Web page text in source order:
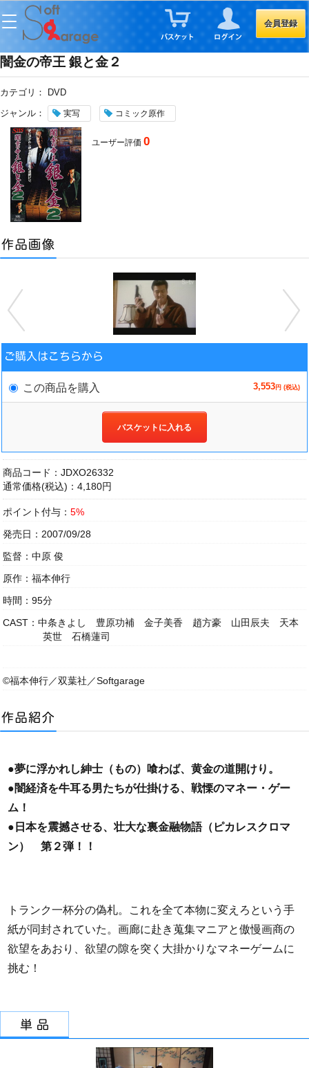
会員登録
闇金の帝王 銀と金２
カテゴリ：
DVD
ジャンル：
実写 コミック原作
ユーザー評価0
この商品を購入 3,553円 (税込)
バスケットに入れる
商品コード：JDXO26332
通常価格(税込)：4,180円
ポイント付与：5%
発売日：2007/09/28
監督：中原 俊
原作：福本伸行
時間：95分
CAST：中条きよし 豊原功補 金子美香 趙方豪 山田辰夫 天本
英世 石橋蓮司
©福本伸行／双葉社／Softgarage
●夢に浮かれし紳士（もの）喰わば、黄金の道開けり。
●闇経済を牛耳る男たちが仕掛ける、戦慄のマネー・ゲー
ム！
●日本を震撼させる、壮大な裏金融物語（ピカレスクロマ
ン） 第２弾！！
トランク一杯分の偽札。これを全て本物に変えろという手
紙が同封されていた。画廊に赴き蒐集マニアと傲慢画商の
欲望をあおり、欲望の隙を突く大掛かりなマネーゲームに
挑む！